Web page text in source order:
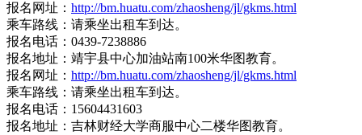
报名网址： http://bm.huatu.com/zhaosheng/jl/gkms.html
乘车路线：请乘坐出租车到达。
报名电话：0439-7238886
报名地址：靖宇县中心加油站南100米华图教育。
报名网址： http://bm.huatu.com/zhaosheng/jl/gkms.html
乘车路线：请乘坐出租车到达。
报名电话：15604431603
报名地址：吉林财经大学商服中心二楼华图教育。